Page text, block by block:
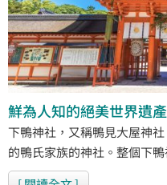
鮮為人知的絕美世界遺
下鴨神社，又稱鴨見大屋神
的鴨氏家族的神社。整個下
二項世界文化遺產、第一美